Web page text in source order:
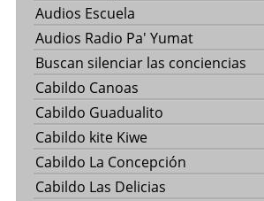
Audios Escuela
Audios Radio Pa' Yumat
Buscan silenciar las conciencias
Cabildo Canoas
Cabildo Guadualito
Cabildo kite Kiwe
Cabildo La Concepción
Cabildo Las Delicias